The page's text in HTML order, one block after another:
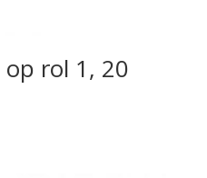
rol 1, 20